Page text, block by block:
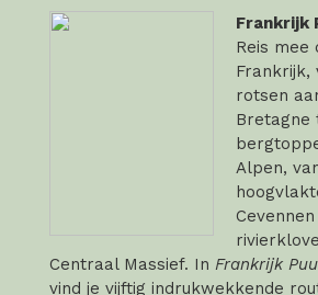
Frankrijk
Reis mee
Frankrijk,
rotsen
Bretagne
Alpen,
Centraal Massief. In Frankrijk
vind je vijftig indrukwekkende